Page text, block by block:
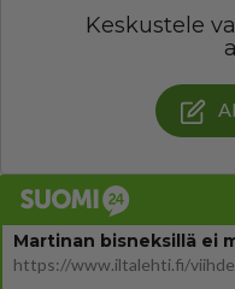
Keskustele
Martinan bisneksillä ei